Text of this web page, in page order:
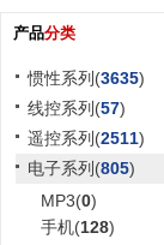
产品分类
惯性系列(3635)
线控系列(57)
遥控系列(2511)
电子系列(805)
MP3(0)
手机(128)